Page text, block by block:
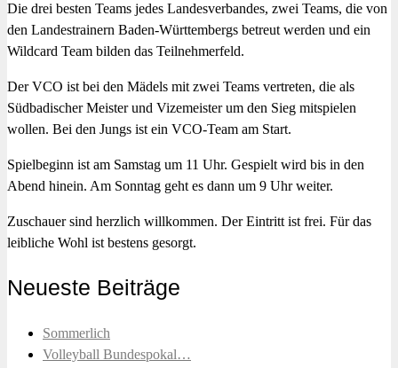
Die drei besten Teams jedes Landesverbandes, zwei Teams, die von
den Landestrainern Baden-Württembergs betreut werden und ein
Wildcard Team bilden das Teilnehmerfeld.
Der VCO ist bei den Mädels mit zwei Teams vertreten, die als
Südbadischer Meister und Vizemeister um den Sieg mitspielen
wollen. Bei den Jungs ist ein VCO-Team am Start.
Spielbeginn ist am Samstag um 11 Uhr. Gespielt wird bis in den
Abend hinein. Am Sonntag geht es dann um 9 Uhr weiter.
Zuschauer sind herzlich willkommen. Der Eintritt ist frei. Für das
leibliche Wohl ist bestens gesorgt.
Neueste Beiträge
Sommerlich
Volleyball Bundespokal…